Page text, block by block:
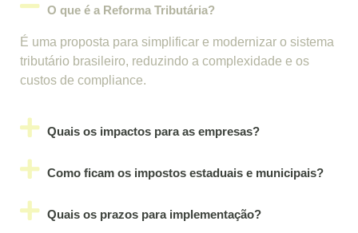
O que é a Reforma Tributária?
É uma proposta para simplificar e modernizar o sistema
tributário brasileiro, reduzindo a complexidade e os
custos de compliance.
Quais os impactos para as empresas?
Como ficam os impostos estaduais e municipais?
Quais os prazos para implementação?